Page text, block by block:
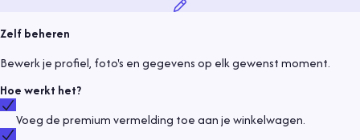
Zelf beheren
Bewerk je profiel, foto's en gegevens op elk gewenst moment.
Hoe werkt het?
Voeg de premium vermelding toe aan je winkelwagen.